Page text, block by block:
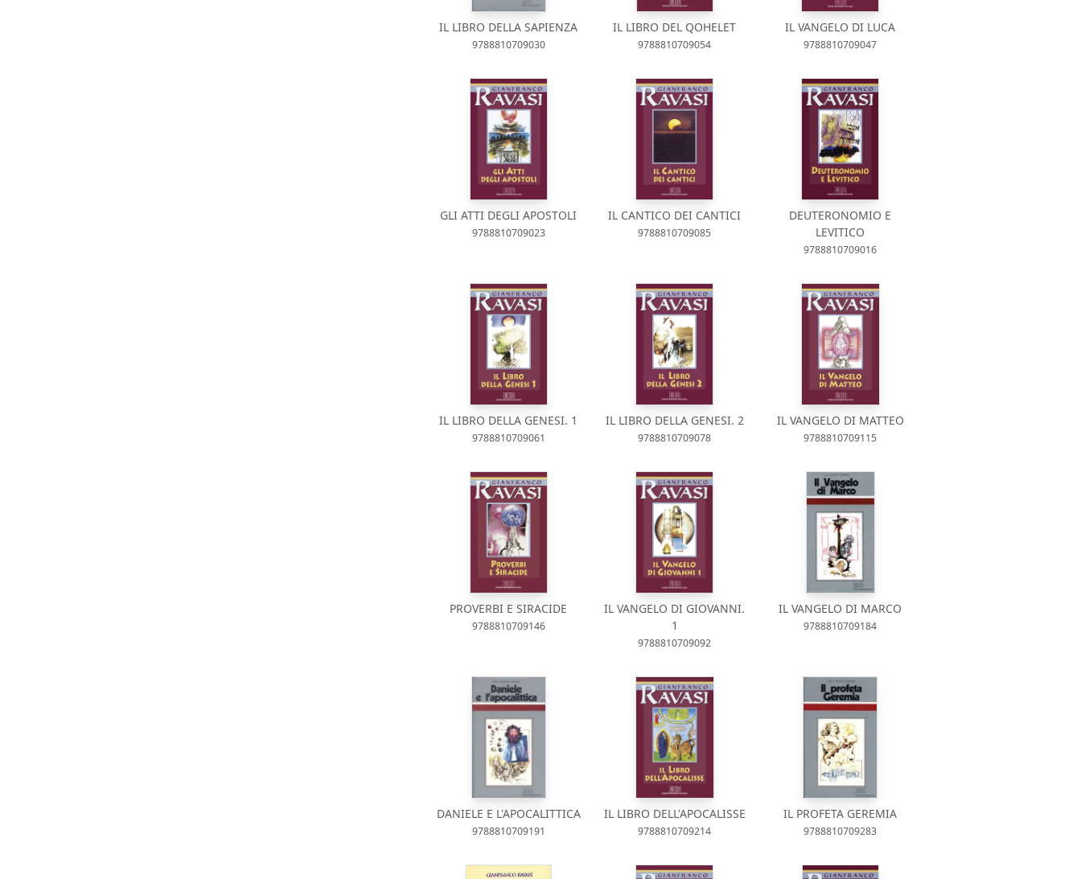
IL LIBRO DELLA SAPIENZA
9788810709030
IL LIBRO DEL QOHELET
9788810709054
IL VANGELO DI LUCA
9788810709047
GLI ATTI DEGLI APOSTOLI
9788810709023
IL CANTICO DEI CANTICI
9788810709085
DEUTERONOMIO E
LEVITICO
9788810709016
IL LIBRO DELLA GENESI. 1
9788810709061
IL LIBRO DELLA GENESI. 2
9788810709078
IL VANGELO DI MATTEO
9788810709115
PROVERBI E SIRACIDE
9788810709146
IL VANGELO DI GIOVANNI.
1
9788810709092
IL VANGELO DI MARCO
9788810709184
DANIELE E L'APOCALITTICA
9788810709191
IL LIBRO DELL'APOCALISSE
9788810709214
IL PROFETA GEREMIA
9788810709283